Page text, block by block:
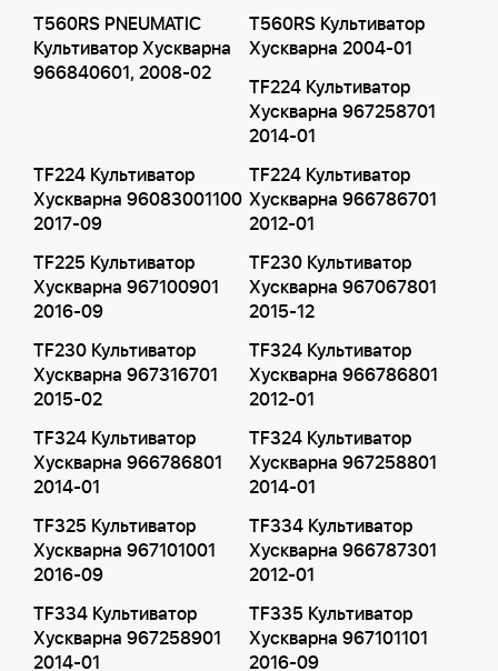
T560RS PNEUMATIC
Культиватор Хускварна
966840601, 2008-02
T560RS Культиватор
Хускварна 2004-01
TF224 Культиватор
Хускварна 967258701
2014-01
TF224 Культиватор
Хускварна 96083001100
2017-09
TF224 Культиватор
Хускварна 966786701
2012-01
TF225 Культиватор
Хускварна 967100901
2016-09
TF230 Культиватор
Хускварна 967067801
2015-12
TF230 Культиватор
Хускварна 967316701
2015-02
TF324 Культиватор
Хускварна 966786801
2012-01
TF324 Культиватор
Хускварна 966786801
2014-01
TF324 Культиватор
Хускварна 967258801
2014-01
TF325 Культиватор
Хускварна 967101001
2016-09
TF334 Культиватор
Хускварна 966787301
2012-01
TF334 Культиватор
Хускварна 967258901
2014-01
TF335 Культиватор
Хускварна 967101101
2016-09